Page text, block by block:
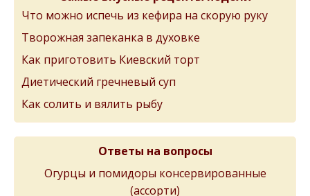
Что можно испечь из кефира на скорую руку
Творожная запеканка в духовке
Как приготовить Киевский торт
Диетический гречневый суп
Как солить и вялить рыбу
Ответы на вопросы
Огурцы и помидоры консервированные
(ассорти)